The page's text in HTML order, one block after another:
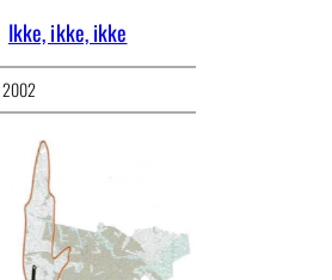
Ikke, ikke, ikke
2002